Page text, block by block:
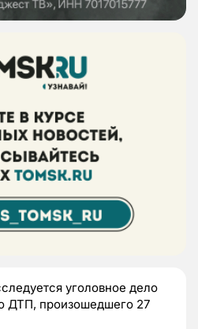
уголовное дело
ДТП, произошедшего 27